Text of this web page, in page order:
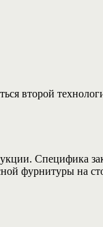
второй
Специфика
фурнитуры на